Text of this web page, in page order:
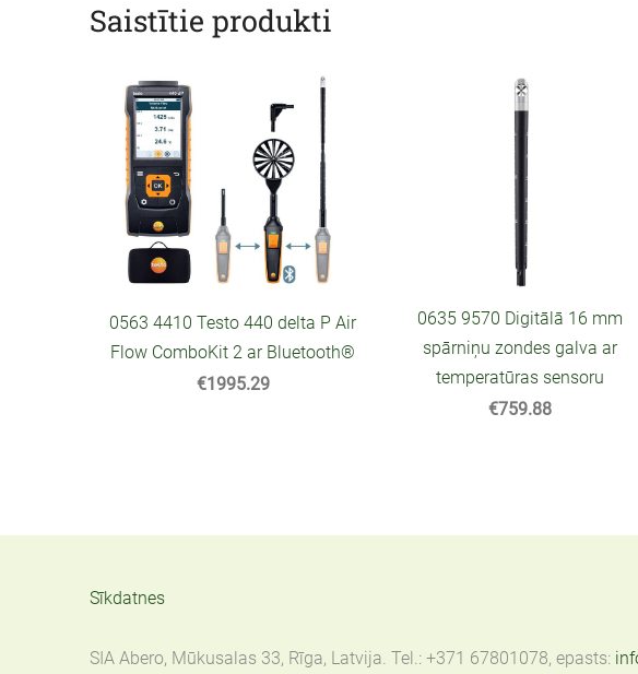
Saistītie produkti
0563 4410 Testo 440 delta P Air
Flow ComboKit 2 ar Bluetooth®
€1995.29
0635 9570 Digitālā 16 mm
spārniņu zondes galva ar
temperatūras sensoru
€759.88
Sīkdatnes
SIA Abero, Mūkusalas 33, Rīga, Latvija. Tel.: +371 67801078, epasts: